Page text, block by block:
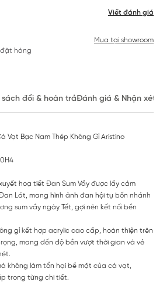
Viết đánh giá
đặt hàng
Mua tại showroom
sách đổi & hoàn trảĐánh giá & Nhận xét
Vạt Bạc Nam Thép Không Gỉ Aristino
hoạ tiết Đan Sum Vầy được lấy cảm
Lát, mang hình ảnh đan hội tụ bốn nhánh
sum vầy ngày Tết, gợi nên kết nối bền
gỉ kết hợp acrylic cao cấp, hoàn thiện trên
mang đến độ bền vượt thời gian và vẻ
không làm tổn hại bề mặt của cà vạt,
trong từng chi tiết.